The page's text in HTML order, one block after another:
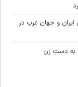
و جهان عرب در
به دستِ زن